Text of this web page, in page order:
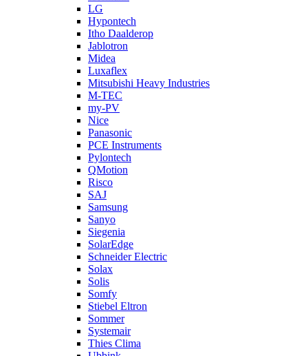
LG
Hypontech
Itho Daalderop
Jablotron
Midea
Luxaflex
Mitsubishi Heavy Industries
M-TEC
my-PV
Nice
Panasonic
PCE Instruments
Pylontech
QMotion
Risco
SAJ
Samsung
Sanyo
Siegenia
SolarEdge
Schneider Electric
Solax
Solis
Somfy
Stiebel Eltron
Sommer
Systemair
Thies Clima